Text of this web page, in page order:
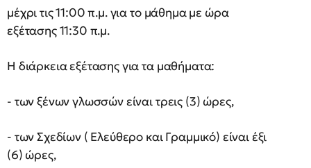
μέχρι τις 11:00 π.μ. για το μάθημα με ώρα
εξέτασης 11:30 π.μ.
Η διάρκεια εξέτασης για τα μαθήματα:
- των ξένων γλωσσών είναι τρεις (3) ώρες,
- των Σχεδίων ( Ελεύθερο και Γραμμικό) είναι έξι
(6) ώρες,